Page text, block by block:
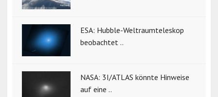
ESA: Hubble-Weltraumteleskop
beobachtet ..
NASA: 3I/ATLAS könnte Hinweise
auf eine ..